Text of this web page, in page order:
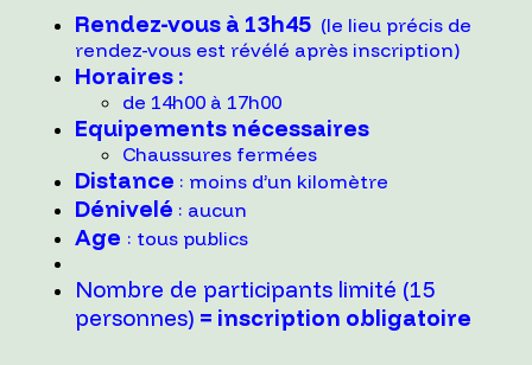
Rendez-vous à 13h45 (le lieu précis de
rendez-vous est révélé après inscription)
Horaires :
de 14h00 à 17h00
Equipements nécessaires
Chaussures fermées
Distance : moins d’un kilomètre
Dénivelé : aucun
Age : tous publics
Nombre de participants limité (15
personnes) = inscription obligatoire